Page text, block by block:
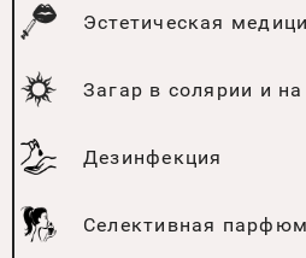
Эстетическая
Загар в солярии и
Дезинфекция
Селективная